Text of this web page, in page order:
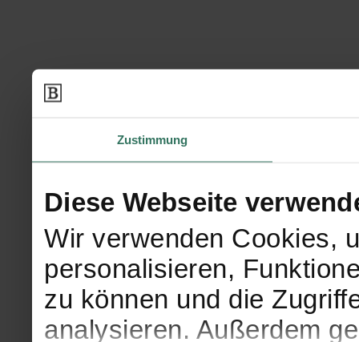
Zustimmung
Diese Webseite
Wir verwenden Cookies,
personalisieren,
zu können und die
analysieren. Außerdem